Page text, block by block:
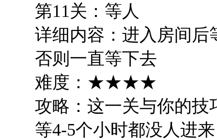
第11关：等人
详细内容：进入房间后
否则一直等下去
难度：★★★★
攻略：这一关与你的技
等4-5个小时都没人进